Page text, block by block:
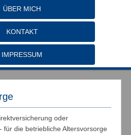
ÜBER MICH
KONTAKT
IMPRESSUM
oder
für die betriebliche Altersvorsorge